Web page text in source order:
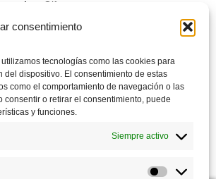
consentimiento
tecnologías como las cookies para
dispositivo. El consentimiento de estas
como el comportamiento de navegación o las
o retirar el consentimiento, puede
y funciones.
Siempre activo
. Gift
de esta
roja, ni para
de Cine.
débito,